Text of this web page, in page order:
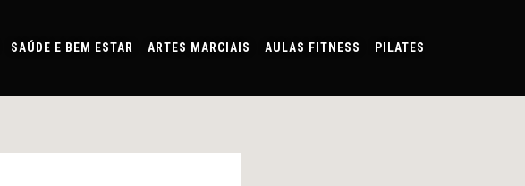
SAÚDE E BEM ESTAR ARTES MARCIAIS AULAS FITNESS PILATES